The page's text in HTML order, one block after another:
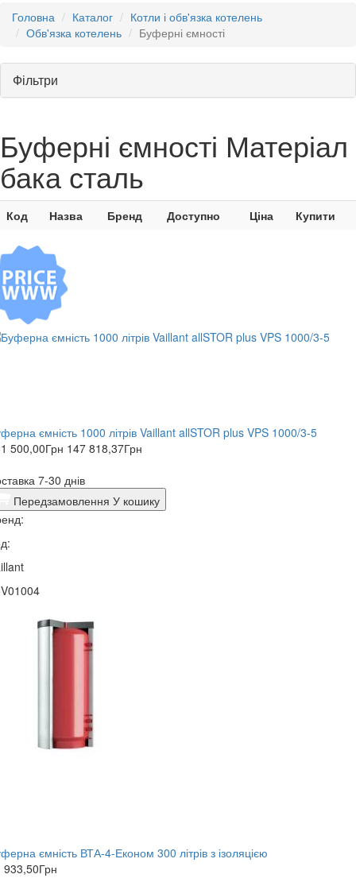
Головна Каталог
Котли і обв'язка котелень
Обв'язка котелень
Буферні ємності
Фільтри
Буферні ємності Матеріал
бака сталь
Код Назва Бренд Доступно Ціна Купити
ємність 1000 літрів Vaillant allSTOR plus VPS 1000/3-5
500,00Грн 147 818,37Грн
7-30 днів
Передзамовлення У кошику
ємність ВТА-4-Економ 300 літрів з ізоляцією
933,50Грн